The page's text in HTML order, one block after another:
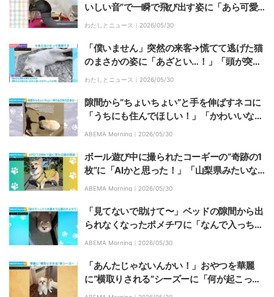
いしい音”で一瞬で飛び出す姿に「あら可愛
い」「察知力も素晴らしい」など反響
わたしとニュース｜ 2026/05/30
「僕いません」突然の来客→慌てて逃げた猫
のまさかの姿に「あざとい…！」「頭が突き
刺さってる!!!」「可愛すぎる」など反響
わたしとニュース｜ 2026/05/30
隙間から“ちょいちょい”と手を伸ばすネコに
「うちにも住んでほしい！」「かわいいな
あ」の声
ABEMA Morning｜ 2026/05/30
ボール遊び中に撮られたコーギーの“奇跡の1
枚”に「AIかと思った！」「山梨県みたいな
形w」
ABEMA Morning｜ 2026/05/30
「見てないで助けて〜」ベッドの隙間から出
られなくなったポメチワに「なんで入っちゃ
ったの？w 」と疑問の声
ABEMA Morning｜ 2026/05/30
「あんたじゃないんかい！」おやつを華麗
に“横取りされる”シーズーに「何が起こった
かわからない表情が可愛い」「おしり写って